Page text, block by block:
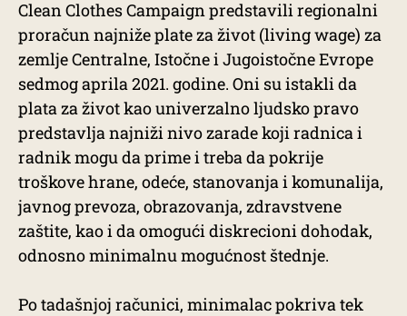
Clean Clothes Campaign predstavili regionalni
proračun najniže plate za život (living wage) za
zemlje Centralne, Istočne i Jugoistočne Evrope
sedmog aprila 2021. godine. Oni su istakli da
plata za život kao univerzalno ljudsko pravo
predstavlja najniži nivo zarade koji radnica i
radnik mogu da prime i treba da pokrije
troškove hrane, odeće, stanovanja i komunalija,
javnog prevoza, obrazovanja, zdravstvene
zaštite, kao i da omogući diskrecioni dohodak,
odnosno minimalnu mogućnost štednje.
Po tadašnjoj računici, minimalac pokriva tek